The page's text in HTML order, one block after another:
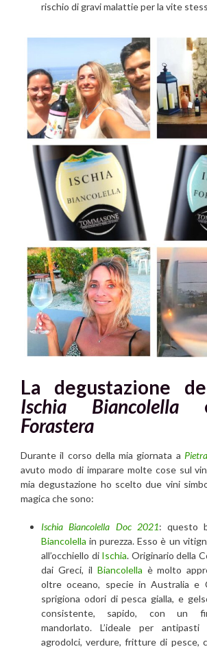
rischio di gravi malattie per la vite
La degustazione
Ischia Biancolella
Forastera
Durante il corso della mia giornata a
avuto modo di imparare molte cose sul
mia degustazione ho scelto due vini
magica che sono:
Ischia Biancolella Doc 2021: questo
Biancolella in purezza. Esso è un
all’occhiello di Ischia. Originario della
dai Greci, il Biancolella è molto
oltre oceano, specie in Australia e
sprigiona odori di pesca gialla, e
consistente, sapido, con un
mandorlato. L’ideale per
agrodolci, verdure, fritture di pesce,